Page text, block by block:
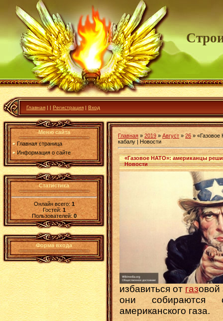
Главная | | Регистрация | Вход
Меню сайта
Главная страница
Информация о сайте
Статистика
Онлайн всего:1
Гостей:1
Пользователей: 0
Форма входа
Главная » 2019 » Август » 26 »
кабалу | Новости
«Газовое НАТО»: американцы
Новости
избавиться от газовой
они
американского газа.